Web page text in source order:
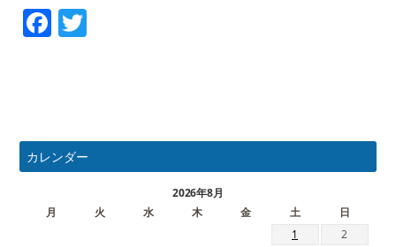
Facebook
カレンダー
2026年8月
月
火 水 木 金 土
日
1
2